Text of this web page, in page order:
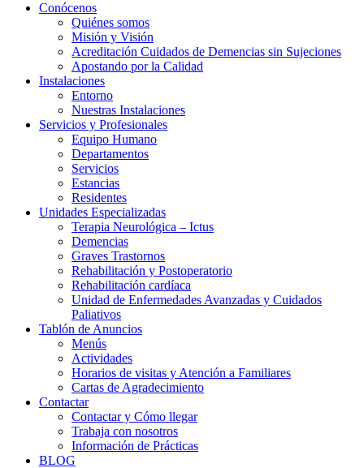
Conócenos
Quiénes somos
Misión y Visión
Acreditación Cuidados de Demencias sin Sujeciones
Apostando por la Calidad
Instalaciones
Entorno
Nuestras Instalaciones
Servicios y Profesionales
Equipo Humano
Departamentos
Servicios
Estancias
Residentes
Unidades Especializadas
Terapia Neurológica – Ictus
Demencias
Graves Trastornos
Rehabilitación y Postoperatorio
Rehabilitación cardíaca
Unidad de Enfermedades Avanzadas y Cuidados
Paliativos
Tablón de Anuncios
Menús
Actividades
Horarios de visitas y Atención a Familiares
Cartas de Agradecimiento
Contactar
Contactar y Cómo llegar
Trabaja con nosotros
Información de Prácticas
BLOG